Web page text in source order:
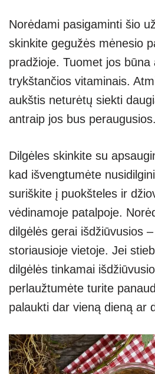
Norėdami pasigaminti šio
skinkite gegužės mėnesio
pradžioje. Tuomet jos būna
trykštančios vitaminais.
aukštis neturėtų siekti
antraip jos bus peraugusios.
Dilgėles skinkite su
kad išvengtumėte
suriškite į puokšteles ir
vėdinamoje patalpoje.
dilgėlės gerai išdžiūvusios
storiausioje vietoje. Jei
dilgėlės tinkamai
perlaužtumėte turite
palaukti dar vieną dieną ar